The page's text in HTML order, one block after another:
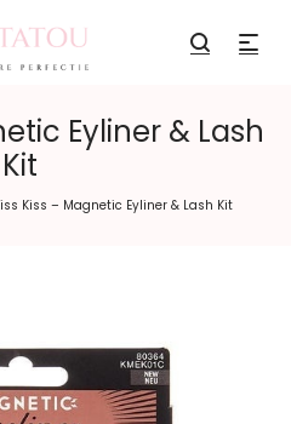
Eyliner & Lash
Kit
Kiss – Magnetic Eyliner & Lash Kit